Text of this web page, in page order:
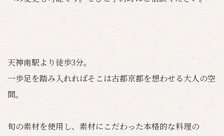
天神南駅より徒歩3分。
一歩足を踏み入れればそこは古都京都を想わせる大人の空
間。
旬の素材を使用し、素材にこだわった本格的な料理の